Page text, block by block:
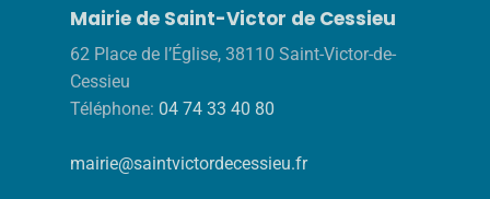
Mairie de Saint-Victor de Cessieu
62 Place de l’Église, 38110 Saint-Victor-de-
Cessieu
Téléphone: 04 74 33 40 80
mairie@saintvictordecessieu.fr